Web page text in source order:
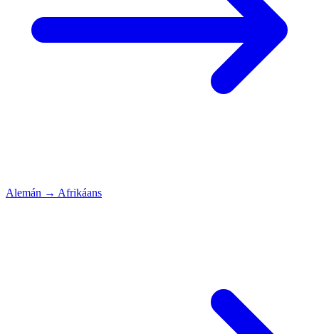
Alemán → Afrikáans